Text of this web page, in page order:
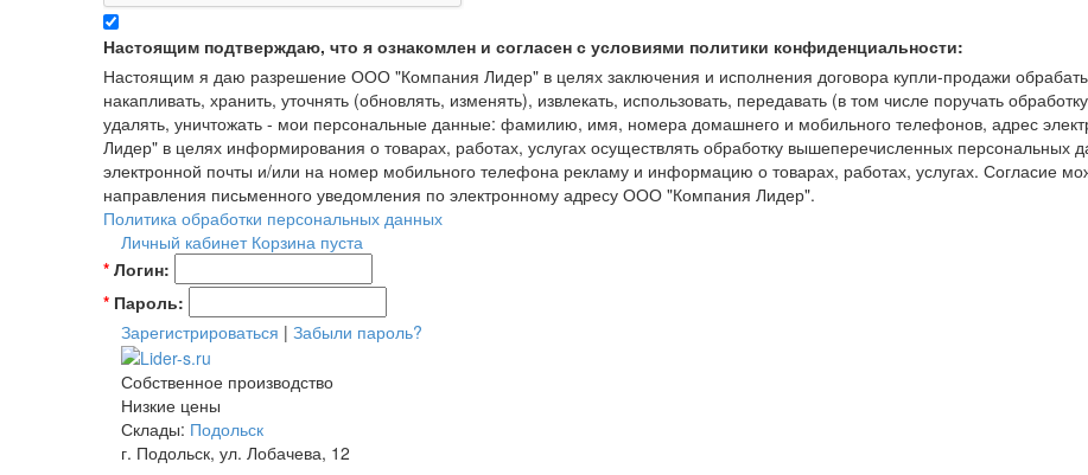
Настоящим подтверждаю, что я ознакомлен и согласен с условиями политики конфиденциальности:
Настоящим я даю разрешение ООО "Компания Лидер" в целях заключения и исполнения договора купли-продажи
накапливать, хранить, уточнять (обновлять, изменять), извлекать, использовать, передавать (в том числе поручать
удалять, уничтожать - мои персональные данные: фамилию, имя, номера домашнего и мобильного телефонов, адрес
Лидер" в целях информирования о товарах, работах, услугах осуществлять обработку вышеперечисленных персональных
электронной почты и/или на номер мобильного телефона рекламу и информацию о товарах, работах, услугах. Согласие
направления письменного уведомления по электронному адресу ООО "Компания Лидер".
Политика обработки персональных данных
Личный кабинет Корзина пуста
* Логин:
* Пароль:
Зарегистрироваться | Забыли пароль?
Собственное производство
Низкие цены
Склады: Подольск
г. Подольск, ул. Лобачева, 12